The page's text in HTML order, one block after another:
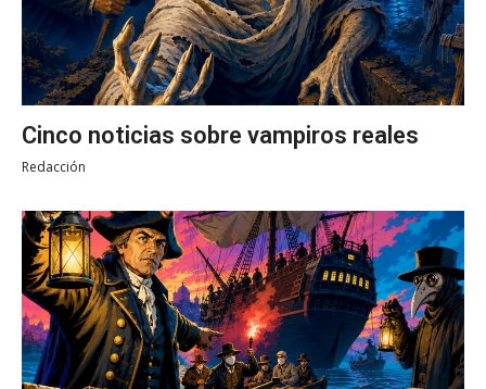
Cinco noticias sobre vampiros reales
Redacción